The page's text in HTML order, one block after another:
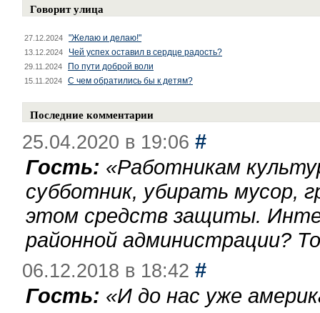
Говорит улица
27.12.2024 "Желаю и делаю!"
13.12.2024 Чей успех оставил в сердце радость?
29.11.2024 По пути доброй воли
15.11.2024 С чем обратились бы к детям?
Последние комментарии
25.04.2020 в 19:06 #
Гость: «Работникам
субботник, убирать мусор,
этом средств защиты.
районной администрации?
06.12.2018 в 18:42 #
Гость: «И до нас уже